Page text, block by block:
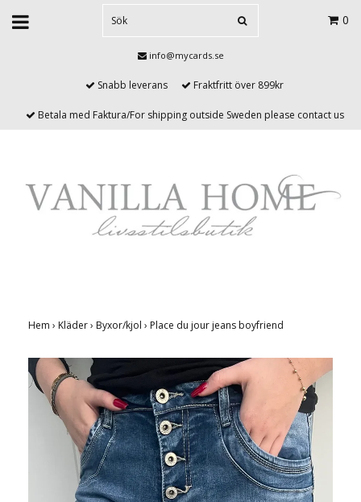
0
info@mycards.se
Snabb leverans Fraktfritt över 899kr
Betala med Faktura/For shipping outside Sweden please contact us
Hem › Kläder› Byxor/kjol › Place du jour jeans boyfriend